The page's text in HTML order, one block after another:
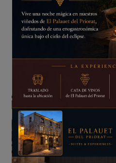
PACK ŒNOTOURISME
275,00€ /iva incluido